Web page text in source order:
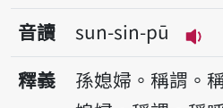
音讀
sun-sin-pū
播
釋義 孫媳婦。稱謂。